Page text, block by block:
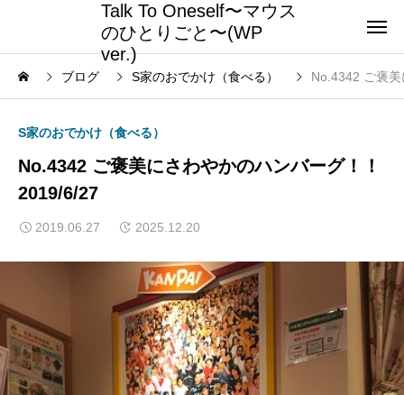
Talk To Oneself〜マウス
のひとりごと〜(WP
ver.)
ブログ S家のおでかけ（食べる） No.4342 ご褒
S家のおでかけ（食べる）
No.4342 ご褒美にさわやかのハンバーグ！！
2019/6/27
2019.06.27 2025.12.20